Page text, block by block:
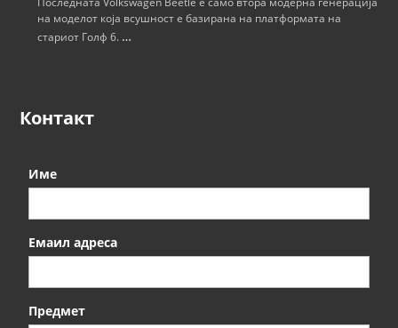
на моделот која всушност е базирана на платформата на
стариот Голф 6. …
Контакт
Име
Емаил адреса
Предмет